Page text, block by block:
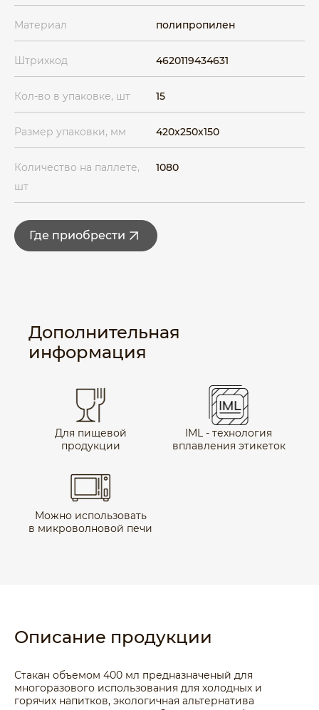
Материал полипропилен
Штрихкод 4620119434631
Кол-во в упаковке, шт 15
Размер упаковки, мм 420x250x150
Количество на паллете,
шт
1080
Где приобрести
Дополнительная
информация
Для пищевой
продукции
IML - технология
вплавления этикеток
Можно использовать
в микроволновой печи
Описание продукции
Стакан объемом 400 мл предназначеный для
многоразового использования для холодных и
горячих напитков, экологичная альтернатива